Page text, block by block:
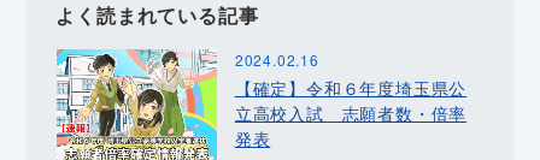
よく読まれている記事
2024.02.16
【確定】令和６年度埼玉県公
立高校入試 志願者数・倍率
発表